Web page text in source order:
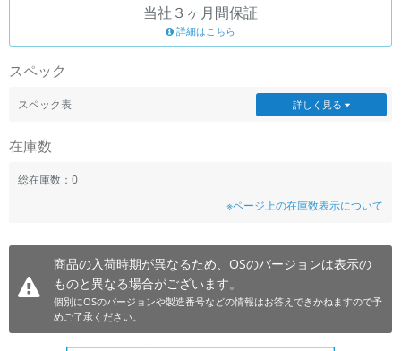
当社３ヶ月間保証
詳細はこちら
スペック
スペック表 詳しく見る
在庫数
総在庫数：0
※ページ上の在庫数表示について
商品の入荷時期が異なるため、OSのバージョンは表示の
ものと異なる場合がございます。
個別にOSのバージョンや製造番号などの情報はお答えできかねますので予
めご了承ください。
メモリ
円 ～ 円